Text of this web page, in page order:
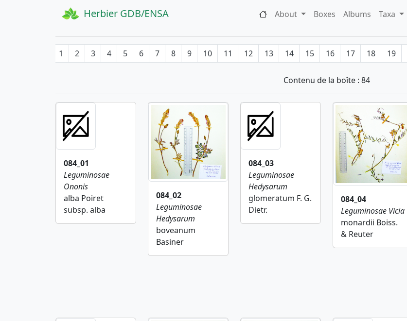
Herbier GDB/ENSA About Boxes Albums Taxa
1 2 3 4 5 6 7 8 9 10 11 12 13 14 15 16 17 18 19
Contenu de la boîte : 84
084_01
Leguminosae
Ononis
alba Poiret
subsp. alba
084_02
Leguminosae
Hedysarum
boveanum
Basiner
084_03
Leguminosae
Hedysarum
glomeratum F. G.
Dietr.
084_04
Leguminosae Vicia
monardii Boiss.
& Reuter